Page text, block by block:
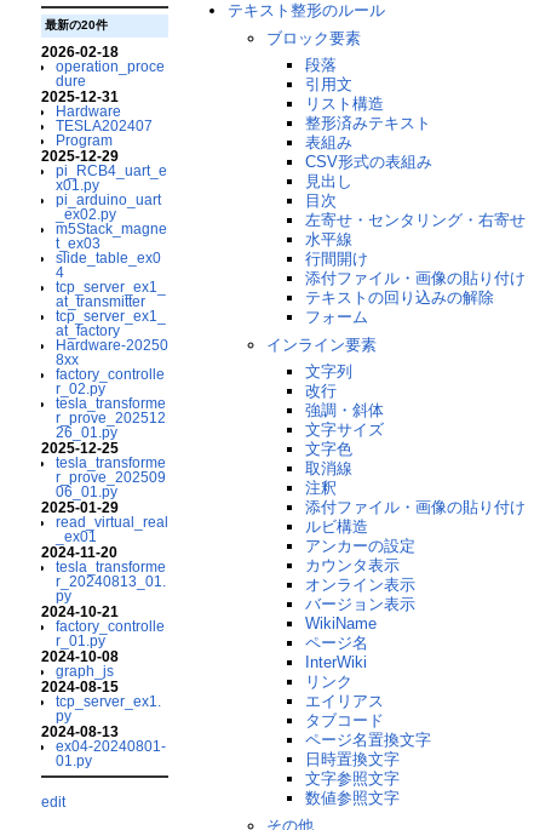
最新の20件
2026-02-18
operation_proce
dure
2025-12-31
Hardware
TESLA202407
Program
2025-12-29
pi_RCB4_uart_e
x01.py
pi_arduino_uart
_ex02.py
m5Stack_magne
t_ex03
slide_table_ex0
4
tcp_server_ex1_
at_transmitter
tcp_server_ex1_
at_factory
Hardware-20250
8xx
factory_controlle
r_02.py
tesla_transforme
r_prove_202512
26_01.py
2025-12-25
tesla_transforme
r_prove_202509
06_01.py
2025-01-29
read_virtual_real
_ex01
2024-11-20
tesla_transforme
r_20240813_01.
py
2024-10-21
factory_controlle
r_01.py
2024-10-08
graph_js
2024-08-15
tcp_server_ex1.
py
2024-08-13
ex04-20240801-
01.py
edit
テキスト整形のルール
ブロック要素
段落
引用文
リスト構造
整形済みテキスト
表組み
CSV形式の表組み
見出し
目次
左寄せ・センタリング・右寄せ
水平線
行間開け
添付ファイル・画像の貼り付け
テキストの回り込みの解除
フォーム
インライン要素
文字列
改行
強調・斜体
文字サイズ
文字色
取消線
注釈
添付ファイル・画像の貼り付け
ルビ構造
アンカーの設定
カウンタ表示
オンライン表示
バージョン表示
WikiName
ページ名
InterWiki
リンク
エイリアス
タブコード
ページ名置換文字
日時置換文字
文字参照文字
数値参照文字
その他